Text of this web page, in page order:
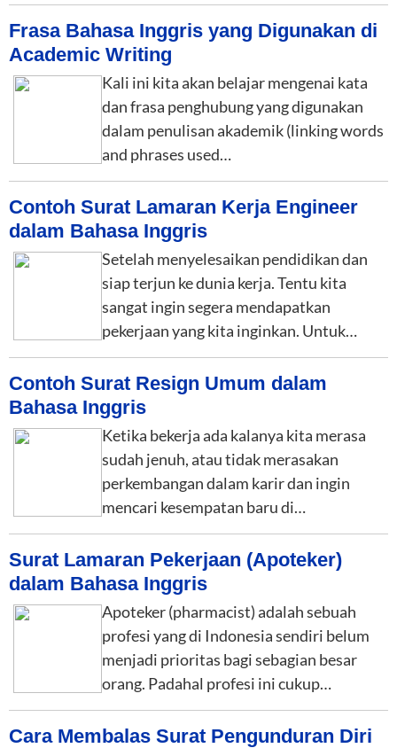
Frasa Bahasa Inggris yang Digunakan di
Academic Writing
Kali ini kita akan belajar mengenai kata
dan frasa penghubung yang digunakan
dalam penulisan akademik (linking words
and phrases used…
Contoh Surat Lamaran Kerja Engineer
dalam Bahasa Inggris
Setelah menyelesaikan pendidikan dan
siap terjun ke dunia kerja. Tentu kita
sangat ingin segera mendapatkan
pekerjaan yang kita inginkan. Untuk…
Contoh Surat Resign Umum dalam
Bahasa Inggris
Ketika bekerja ada kalanya kita merasa
sudah jenuh, atau tidak merasakan
perkembangan dalam karir dan ingin
mencari kesempatan baru di…
Surat Lamaran Pekerjaan (Apoteker)
dalam Bahasa Inggris
Apoteker (pharmacist) adalah sebuah
profesi yang di Indonesia sendiri belum
menjadi prioritas bagi sebagian besar
orang. Padahal profesi ini cukup…
Cara Membalas Surat Pengunduran Diri